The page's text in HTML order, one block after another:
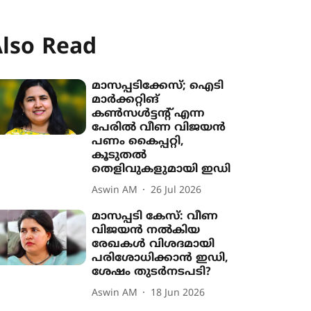
Read
മാസപ്പടിക്കേസ്; ഐടി
മാർക്കറ്റിങ്
കൺസൾട്ടന്‍റ് എന്ന
പേരിൽ വീണ വിജയൻ
പണം കൈപ്പറ്റി,
കൂടുതൽ
തെളിവുകളുമായി ഇഡി
Aswin AM 26 Jul 2026
മാസപ്പടി കേസ്: വീണ
വിജയൻ നൽകിയ
രേഖകൾ വിശദമായി
പരിശോധിക്കാൻ ഇഡി,
ശേഷം തുടർനടപടി‍?
Aswin AM 18 Jun 2026